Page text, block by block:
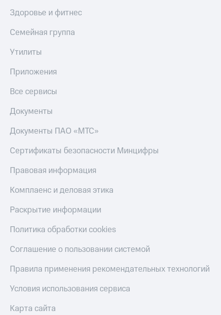
Здоровье и фитнес
Семейная группа
Утилиты
Приложения
Все сервисы
Документы
Документы ПАО «МТС»
Сертификаты безопасности Минцифры
Правовая информация
Комплаенс и деловая этика
Раскрытие информации
Политика обработки cookies
Соглашение о пользовании системой
Правила применения рекомендательных технологий
Условия использования сервиса
Карта сайта